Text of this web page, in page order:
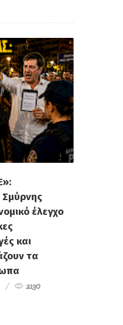
Σμύρνης
έλεγχο
και
τα
2130